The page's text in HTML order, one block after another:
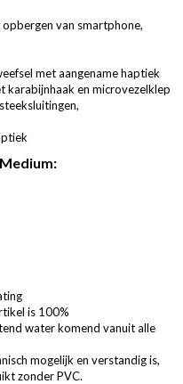
van smartphone,
met aangename haptiek
karabijnhaak en microvezelklep
is 100%
water komend vanuit alle
mogelijk en verstandig is,
zonder PVC.